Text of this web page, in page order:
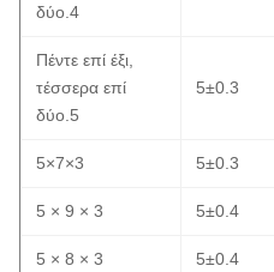
δύο.4
Πέντε επί έξι,
τέσσερα επί
δύο.5
5±0.3
5×7×3 5±0.3
5 × 9 × 3 5±0.4
5 × 8 × 3 5±0.4